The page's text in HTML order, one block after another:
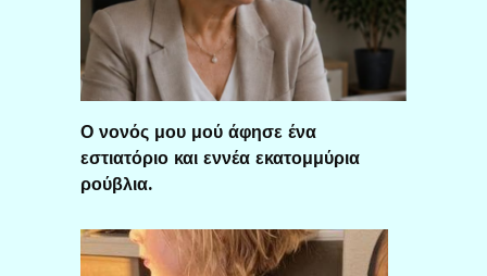
Ο νονός μου μού άφησε ένα
εστιατόριο και εννέα εκατομμύρια
ρούβλια.